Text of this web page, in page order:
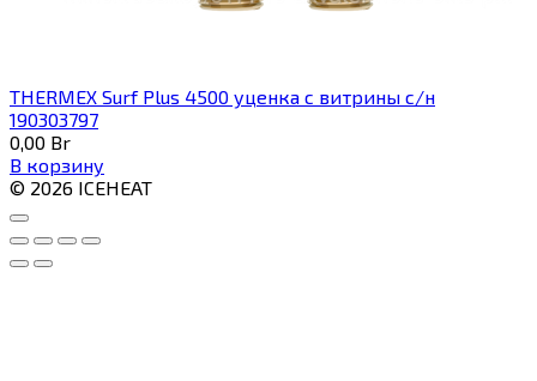
THERMEX Surf Plus 4500 уценка с витрины с/н
190303797
0,00 Br
В корзину
© 2026 ICEHEAT